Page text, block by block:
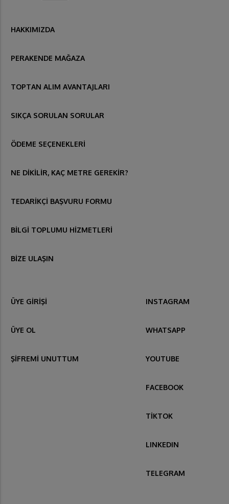
HAKKIMIZDA
PERAKENDE MAĞAZA
TOPTAN ALIM AVANTAJLARI
SIKÇA SORULAN SORULAR
ÖDEME SEÇENEKLERİ
NE DİKİLİR, KAÇ METRE GEREKİR?
TEDARİKÇİ BAŞVURU FORMU
BİLGİ TOPLUMU HİZMETLERİ
BİZE ULAŞIN
ÜYE GİRİŞİ
ÜYE OL
ŞİFREMİ UNUTTUM
INSTAGRAM
WHATSAPP
YOUTUBE
FACEBOOK
TİKTOK
LINKEDIN
TELEGRAM